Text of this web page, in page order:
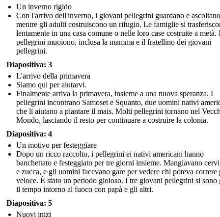
Un inverno rigido
Con l'arrivo dell'inverno, i giovani pellegrini guardano e ascoltano
mentre gli adulti costruiscono un rifugio. Le famiglie si
lentamente in una casa comune o nelle loro case costruite a
pellegrini muoiono, inclusa la mamma e il fratellino dei giovani
pellegrini.
Diapositiva: 3
L'arrivo della primavera
Siamo qui per aiutarvi.
Finalmente arriva la primavera, insieme a una nuova speranza. I
pellegrini incontrano Samoset e Squanto, due uomini nativi
che li aiutano a piantare il mais. Molti pellegrini tornano nel
Mondo, lasciando il resto per continuare a costruire la colonia.
Diapositiva: 4
Un motivo per festeggiare
Dopo un ricco raccolto, i pellegrini ei nativi americani hanno
banchettato e festeggiato per tre giorni insieme. Mangiavano
e zucca, e gli uomini facevano gare per vedere chi poteva correre
veloce. È stato un periodo gioioso. I tre giovani pellegrini si sono
il tempo intorno al fuoco con papà e gli altri.
Diapositiva: 5
Nuovi inizi